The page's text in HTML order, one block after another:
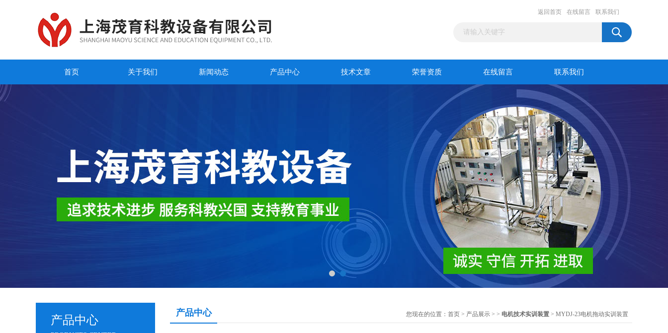
返回首页 在线留言 联系我们
首页 关于我们 新闻动态 产品中心 技术文章 荣誉资质 在线留言 联系我们
产品中心
产品中心 您现在的位置： 首页 > 产品展示 > > 电机技术实训装置 > MYDJ-23电机拖动实训装置